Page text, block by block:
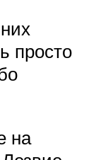
просто
на